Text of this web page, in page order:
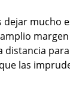
dejar mucho
distancia
las